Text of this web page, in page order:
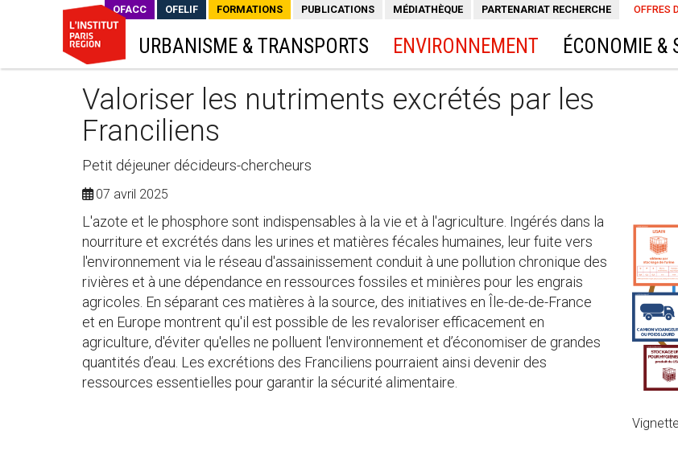
OFFRES
OFACC OFELIF FORMATIONS PUBLICATIONS MÉDIATHÈQUE PARTENARIAT RECHERCHE
URBANISME & TRANSPORTS ENVIRONNEMENT ÉCONOMIE &
Valoriser les nutriments excrétés par les
Franciliens
Petit déjeuner décideurs-chercheurs
07 avril 2025
L'azote et le phosphore sont indispensables à la vie et à l'agriculture. Ingérés dans la
nourriture et excrétés dans les urines et matières fécales humaines, leur fuite vers
l'environnement via le réseau d'assainissement conduit à une pollution chronique des
rivières et à une dépendance en ressources fossiles et minières pour les engrais
agricoles. En séparant ces matières à la source, des initiatives en Île-de-de-France
et en Europe montrent qu'il est possible de les revaloriser efficacement en
agriculture, d'éviter qu'elles ne polluent l'environnement et d’économiser de grandes
quantités d’eau. Les excrétions des Franciliens pourraient ainsi devenir des
ressources essentielles pour garantir la sécurité alimentaire.